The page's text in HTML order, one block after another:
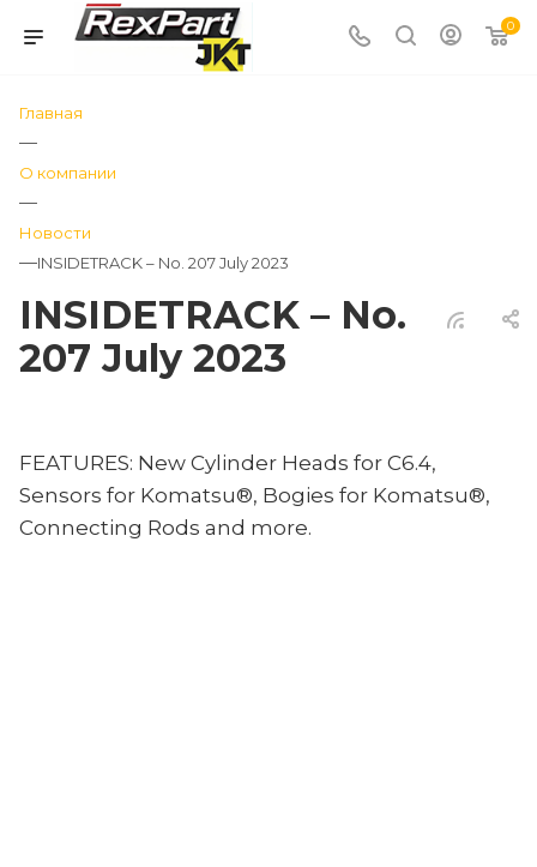
0
Главная
—
О компании
—
Новости
—INSIDETRACK – No. 207 July 2023
INSIDETRACK – No.
207 July 2023
FEATURES: New Cylinder Heads for C6.4,
Sensors for Komatsu®, Bogies for Komatsu®,
Connecting Rods and more.